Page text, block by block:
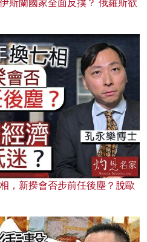
斯蘭國家全面反撲？ 俄羅斯欲
，新揆會否步前任後塵？脫歐